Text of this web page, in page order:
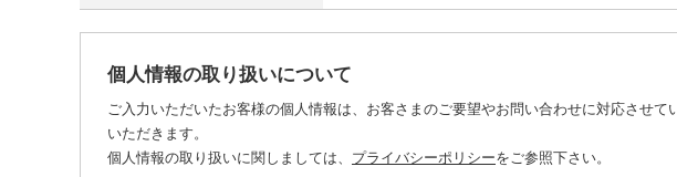
個人情報の取り扱いについて
ご入力いただいたお客様の個人情報は、お客さまのご要望やお問い合わせに対応させ
いただきます。
個人情報の取り扱いに関しましては、 プライバシーポリシーをご参照下さい。